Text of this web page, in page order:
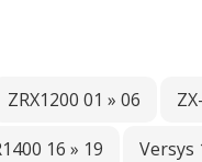
ZRX1200 01 » 06
16 » 19 Versys